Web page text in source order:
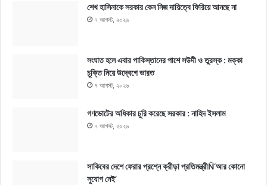
শেখ হাসিনাকে সরকার কেন নিজ দায়িত্বে ফিরিয়ে আনছে না
৭ আগস্ট, ২০২৬
সংঘাত হলে এবার পাকিস্তানের পাশে সউদী ও তুরস্ক : মক্কা
চুক্তি নিয়ে উদ্বেগে ভারত
৭ আগস্ট, ২০২৬
গণভোটের অধিকার চুরি করেছে সরকার : নাহিদ ইসলাম
৭ আগস্ট, ২০২৬
সাকিবের দেশে ফেরার প্রশ্নে ক্রীড়া প্রতিমন্ত্রীÑ‘আর কোনো
সুযোগ নেই’